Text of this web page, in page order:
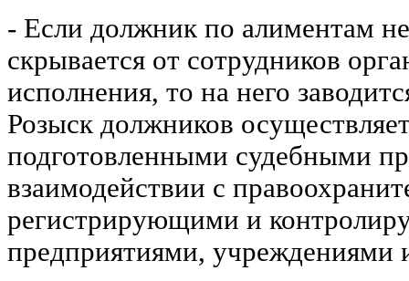
- Если должник по алиментам
скрывается от сотрудников
исполнения, то на него
Розыск должников
подготовленными судебными
взаимодействии с
регистрирующими и
предприятиями, учреждениями